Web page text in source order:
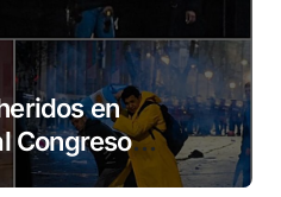
en
Congreso